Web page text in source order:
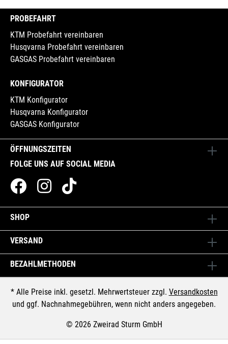
ÖFFNUNGSZEITEN
FOLGE UNS AUF SOCIAL MEDIA
PROBEFAHRT
KTM Probefahrt vereinbaren
Husqvarna Probefahrt vereinbaren
GASGAS Probefahrt vereinbaren
KONFIGURATOR
KTM Konfigurator
Husqvarna Konfigurator
GASGAS Konfigurator
SHOP
VERSAND
BEZAHLMETHODEN
* Alle Preise inkl. gesetzl. Mehrwertsteuer zzgl. Versandkosten
und ggf. Nachnahmegebühren, wenn nicht anders angegeben.
© 2026 Zweirad Sturm GmbH